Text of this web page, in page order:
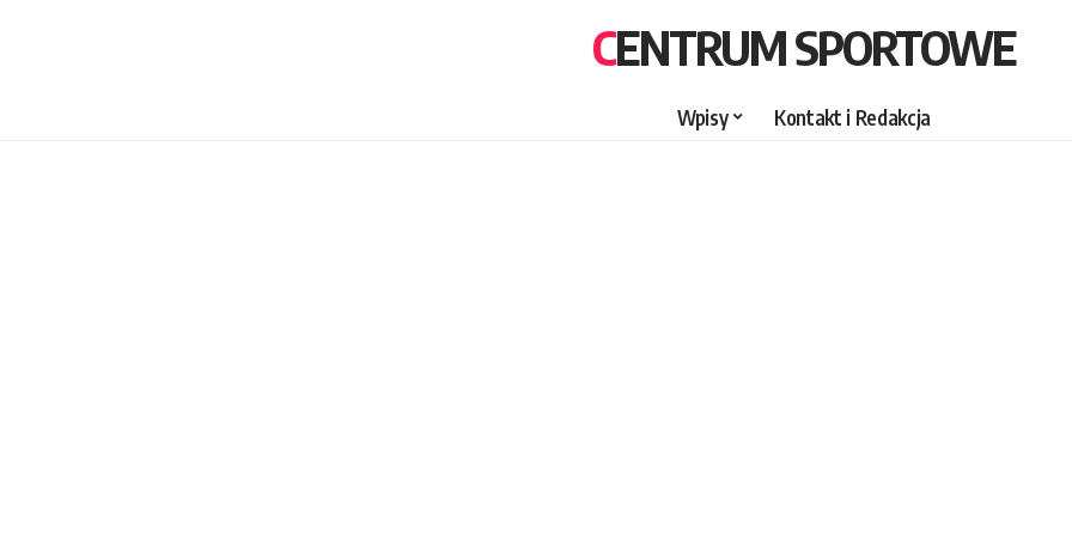
CENTRUM SPORTOWE
Wpisy Kontakt i Redakcja